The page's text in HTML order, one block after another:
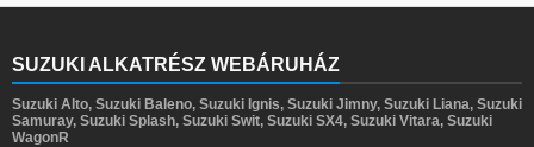
SUZUKI ALKATRÉSZ WEBÁRUHÁZ
Suzuki Alto, Suzuki Baleno, Suzuki Ignis, Suzuki Jimny, Suzuki Liana, Suzuki
Samuray, Suzuki Splash, Suzuki Swit, Suzuki SX4, Suzuki Vitara, Suzuki
WagonR